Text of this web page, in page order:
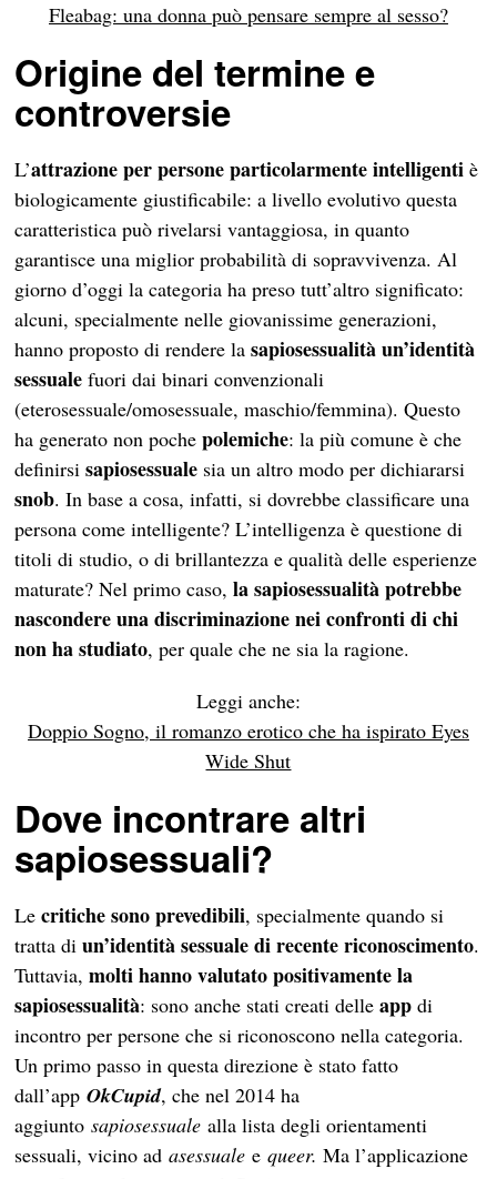
Fleabag: una donna può pensare sempre al sesso?
Origine del termine e
controversie
L’attrazione per persone particolarmente intelligenti è
biologicamente giustificabile: a livello evolutivo questa
caratteristica può rivelarsi vantaggiosa, in quanto
garantisce una miglior probabilità di sopravvivenza. Al
giorno d’oggi la categoria ha preso tutt’altro significato:
alcuni, specialmente nelle giovanissime generazioni,
hanno proposto di rendere lasapiosessualità un’identità
sessuale fuori dai binari convenzionali
(eterosessuale/omosessuale, maschio/femmina). Questo
ha generato non pochepolemiche: la più comune è che
definirsisapiosessuale sia un altro modo per dichiararsi
snob. In base a cosa, infatti, si dovrebbe classificare una
persona come intelligente? L’intelligenza è questione di
titoli di studio, o di brillantezza e qualità delle esperienze
maturate? Nel primo caso,la sapiosessualità potrebbe
nascondere una discriminazione nei confronti di chi
non ha studiato, per quale che ne sia la ragione.
Leggi anche:
Doppio Sogno, il romanzo erotico che ha ispirato Eyes
Wide Shut
Dove incontrare altri
sapiosessuali?
Lecritiche sono prevedibili, specialmente quando si
tratta diun’identità sessuale di recente riconoscimento.
Tuttavia,molti hanno valutato positivamente la
sapiosessualità: sono anche stati creati delleappdi
incontro per persone che si riconoscono nella categoria.
Un primo passo in questa direzione è stato fatto
dall’appOkCupid, che nel 2014 ha
aggiuntosapiosessuale alla lista degli orientamenti
sessuali, vicino adasessualeequeer. Ma l’applicazione